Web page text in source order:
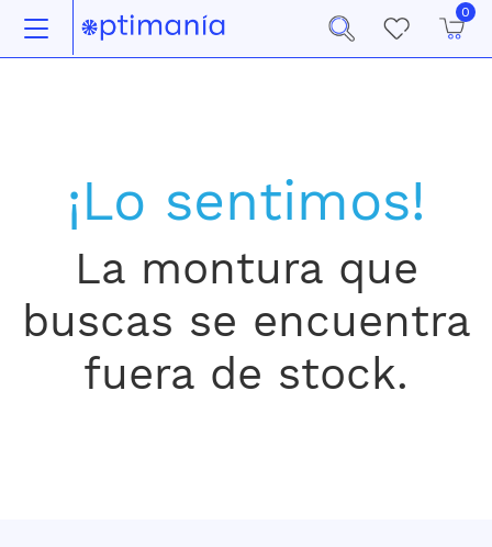
0
¡Lo sentimos!
La montura que
buscas se encuentra
fuera de stock.